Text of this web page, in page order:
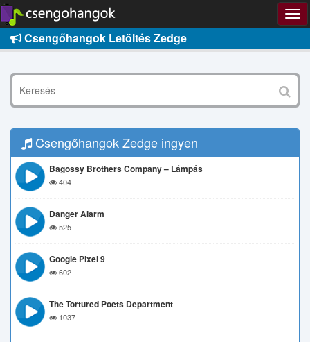
Csengőhangok Letöltés Zedge
Csengőhangok Zedge ingyen
Bagossy Brothers Company – Lámpás
404
Danger Alarm
525
Google Pixel 9
602
The Tortured Poets Department
1037